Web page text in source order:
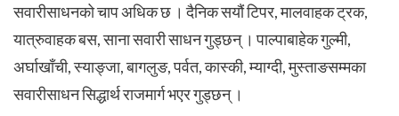
सवारीसाधनको चाप अधिक छ । दैनिक सयौं टिपर, मालवाहक ट्रक,
यात्रुवाहक बस, साना सवारी साधन गुड्छन् । पाल्पाबाहेक गुल्मी,
अर्घाखाँची, स्याङ्जा, बागलुङ, पर्वत, कास्की, म्याग्दी, मुस्ताङसम्मका
सवारीसाधन सिद्धार्थ राजमार्ग भएर गुड्छन् ।